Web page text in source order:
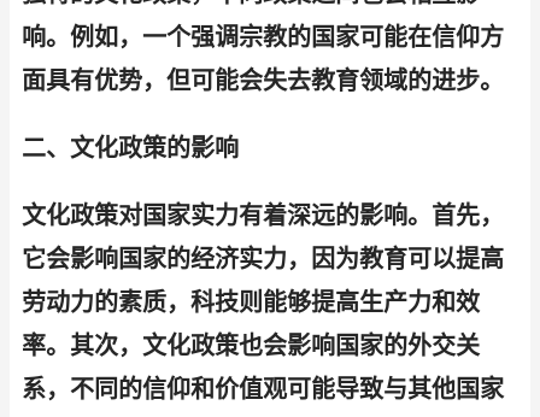
响。例如，一个强调宗教的国家可能在信仰方
面具有优势，但可能会失去教育领域的进步。
二、文化政策的影响
文化政策对国家实力有着深远的影响。首先，
它会影响国家的经济实力，因为教育可以提高
劳动力的素质，科技则能够提高生产力和效
率。其次，文化政策也会影响国家的外交关
系，不同的信仰和价值观可能导致与其他国家